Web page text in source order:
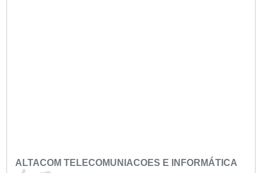
ALTACOM TELECOMUNIACOES E INFORMÁTICA